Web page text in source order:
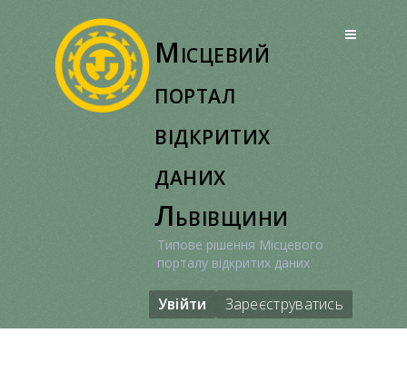
Місцевий
портал
відкритих
даних
Львівщини
Типове рішення Місцевого
порталу відкритих даних
Увійти Зареєструватись